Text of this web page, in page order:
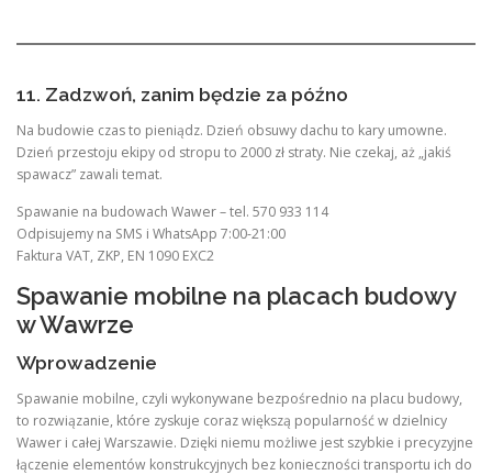
11. Zadzwoń, zanim będzie za późno
Na budowie czas to pieniądz. Dzień obsuwy dachu to kary umowne.
Dzień przestoju ekipy od stropu to 2000 zł straty. Nie czekaj, aż „jakiś
spawacz” zawali temat.
Spawanie na budowach Wawer – tel. 570 933 114
Odpisujemy na SMS i WhatsApp 7:00-21:00
Faktura VAT, ZKP, EN 1090 EXC2
Spawanie mobilne na placach budowy
w Wawrze
Wprowadzenie
Spawanie mobilne, czyli wykonywane bezpośrednio na placu budowy,
to rozwiązanie, które zyskuje coraz większą popularność w dzielnicy
Wawer i całej Warszawie. Dzięki niemu możliwe jest szybkie i precyzyjne
łączenie elementów konstrukcyjnych bez konieczności transportu ich do